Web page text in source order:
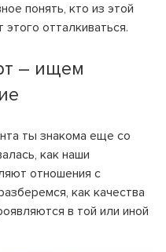
понять, кто из этой
отталкиваться.
– ищем
ты знакома еще со
как наши
отношения с
как качества
в той или иной